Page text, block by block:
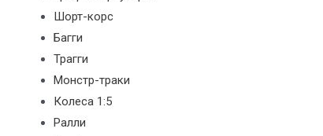
Шорт-корс
Багги
Трагги
Монстр-траки
Колеса 1:5
Ралли